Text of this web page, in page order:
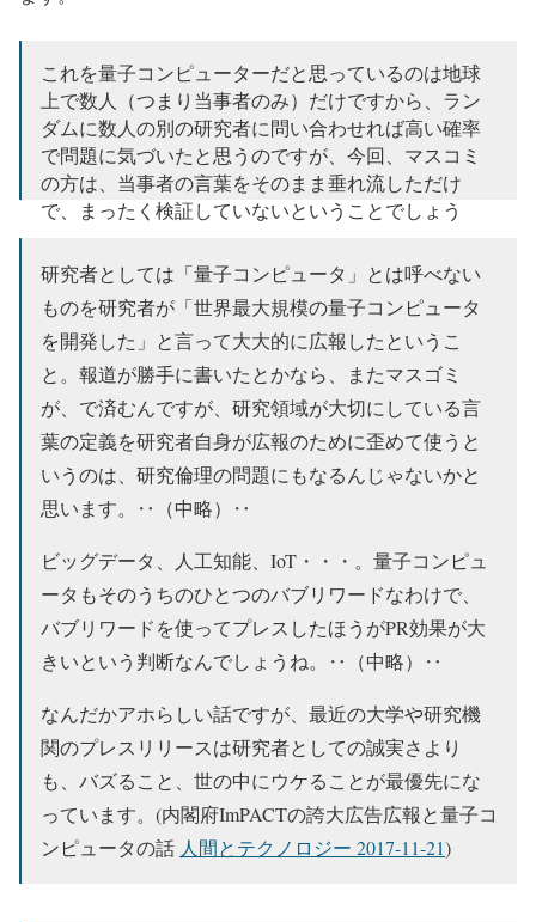
これを量子コンピューターだと思っているのは地球
上で数人（つまり当事者のみ）だけですから、ラン
ダムに数人の別の研究者に問い合わせれば高い確率
で問題に気づいたと思うのですが、今回、マスコミ
の方は、当事者の言葉をそのまま垂れ流しただけ
で、まったく検証していないということでしょう
— Tomoyuki Morimae (@TomoyukiMorimae)2017年11月
21日
研究者としては「量子コンピュータ」とは呼べない
ものを研究者が「世界最大規模の量子コンピュータ
を開発した」と言って大大的に広報したというこ
と。報道が勝手に書いたとかなら、またマスゴミ
が、で済むんですが、研究領域が大切にしている言
葉の定義を研究者自身が広報のために歪めて使うと
いうのは、研究倫理の問題にもなるんじゃないかと
思います。‥（中略）‥
ビッグデータ、人工知能、IoT・・・。量子コンピュ
ータもそのうちのひとつのバブリワードなわけで、
バブリワードを使ってプレスしたほうがPR効果が大
きいという判断なんでしょうね。‥（中略）‥
なんだかアホらしい話ですが、最近の大学や研究機
関のプレスリリースは研究者としての誠実さより
も、バズること、世の中にウケることが最優先にな
っています。(内閣府ImPACTの誇大広告広報と量子コ
ンピュータの話 人間とテクノロジー 2017-11-21)